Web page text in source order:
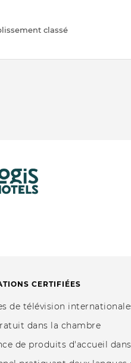
classé
CERTIFIÉES
de télévision
dans la chambre
de produits d'accueil